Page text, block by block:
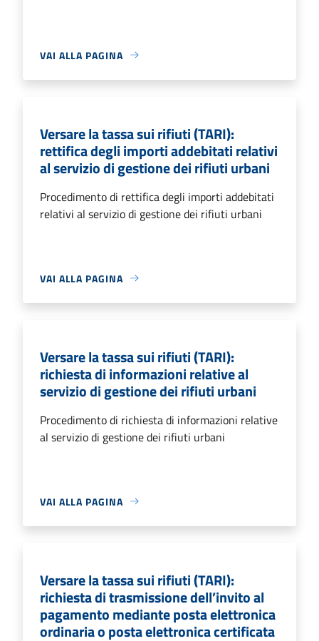
VAI ALLA PAGINA
Versare la tassa sui rifiuti (TARI):
rettifica degli importi addebitati relativi
al servizio di gestione dei rifiuti urbani
Procedimento di rettifica degli importi addebitati
relativi al servizio di gestione dei rifiuti urbani
VAI ALLA PAGINA
Versare la tassa sui rifiuti (TARI):
richiesta di informazioni relative al
servizio di gestione dei rifiuti urbani
Procedimento di richiesta di informazioni relative
al servizio di gestione dei rifiuti urbani
VAI ALLA PAGINA
Versare la tassa sui rifiuti (TARI):
richiesta di trasmissione dell’invito al
pagamento mediante posta elettronica
ordinaria o posta elettronica certificata